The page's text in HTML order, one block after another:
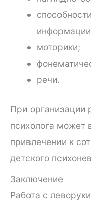
моторики;
речи.
При организации
психолога может
привлечении к
детского
Заключение
Работа с